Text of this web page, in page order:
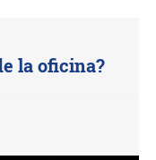
la oficina?